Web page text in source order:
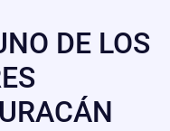
DE LOS